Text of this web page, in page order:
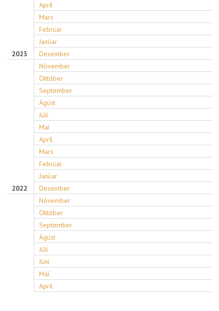
Apríl
Mars
Febrúar
Janúar
2023
Desember
Nóvember
Október
September
Ágúst
Júlí
Maí
Apríl
Mars
Febrúar
Janúar
2022
Desember
Nóvember
Október
September
Ágúst
Júlí
Júní
Maí
Apríl